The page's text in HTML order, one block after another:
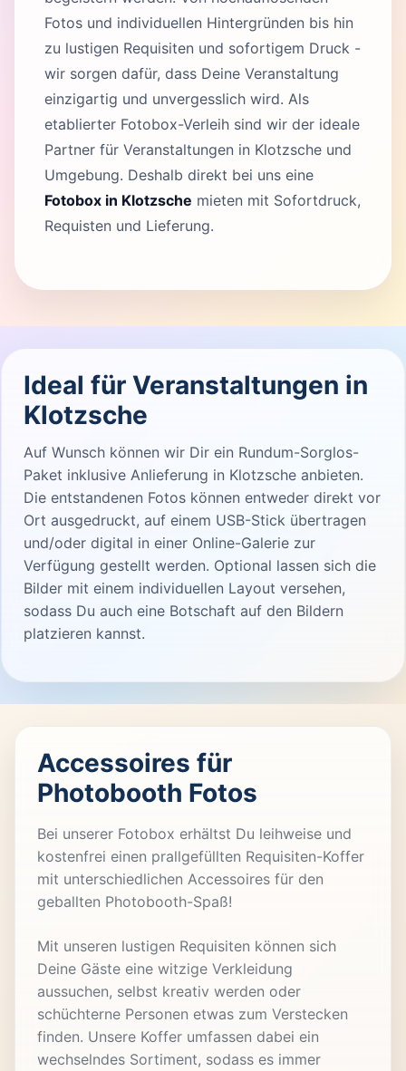
Fotos und individuellen Hintergründen bis hin
zu lustigen Requisiten und sofortigem Druck -
wir sorgen dafür, dass Deine Veranstaltung
einzigartig und unvergesslich wird. Als
etablierter Fotobox-Verleih sind wir der ideale
Partner für Veranstaltungen in Klotzsche und
Umgebung. Deshalb direkt bei uns eine
Fotobox in Klotzsche mieten mit Sofortdruck,
Requisten und Lieferung.
Ideal für Veranstaltungen in
Klotzsche
Auf Wunsch können wir Dir ein Rundum-Sorglos-
Paket inklusive Anlieferung in Klotzsche anbieten.
Die entstandenen Fotos können entweder direkt vor
Ort ausgedruckt, auf einem USB-Stick übertragen
und/oder digital in einer Online-Galerie zur
Verfügung gestellt werden. Optional lassen sich die
Bilder mit einem individuellen Layout versehen,
sodass Du auch eine Botschaft auf den Bildern
platzieren kannst.
Accessoires für
Photobooth Fotos
Bei unserer Fotobox erhältst Du leihweise und
kostenfrei einen prallgefüllten Requisiten-Koffer
mit unterschiedlichen Accessoires für den
geballten Photobooth-Spaß!
Mit unseren lustigen Requisiten können sich
Deine Gäste eine witzige Verkleidung
aussuchen, selbst kreativ werden oder
schüchterne Personen etwas zum Verstecken
finden. Unsere Koffer umfassen dabei ein
wechselndes Sortiment, sodass es immer